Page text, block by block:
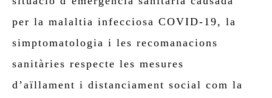
per la malaltia infecciosa COVID-19, la
simptomatologia i les recomanacions
sanitàries respecte les mesures
d’aïllament i distanciament social com la